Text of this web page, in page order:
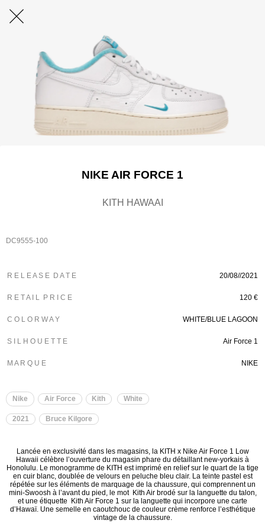
NIKE AIR FORCE 1
KITH HAWAAI
DC9555-100
R E L E A S E D A T E 20/08//2021
R E T A I L P R I C E 120 €
C O L O R W A Y WHITE/BLUE LAGOON
S I L H O U E T T E Air Force 1
M A R Q U E NIKE
Nike Air Force Kith White
2021 Bruce Kilgore
Lancée en exclusivité dans les magasins, la KITH x Nike Air Force 1 Low
Hawaii célèbre l’ouverture du magasin phare du détaillant new-yorkais à
Honolulu. Le monogramme de KITH est imprimé en relief sur le quart de la tige
en cuir blanc, doublée de velours en peluche bleu clair. La teinte pastel est
répétée sur les éléments de marquage de la chaussure, qui comprennent un
mini-Swoosh à l’avant du pied, le mot Kith Air brodé sur la languette du talon,
et une étiquette Kith Air Force 1 sur la languette qui incorpore une carte
d’Hawaï. Une semelle en caoutchouc de couleur crème renforce l’esthétique
vintage de la chaussure.